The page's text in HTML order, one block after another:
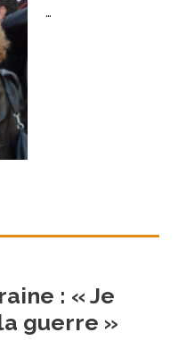
…
: « Je
guerre »